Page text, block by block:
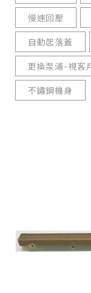
慢速回壓
自動起落蓋
更換泵浦-視客
不鏽鋼機身